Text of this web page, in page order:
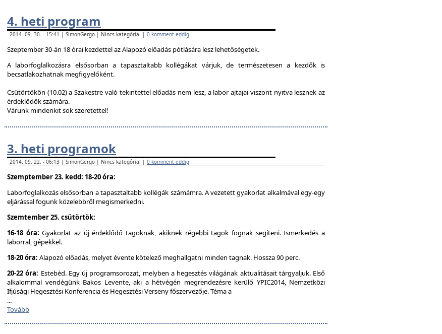
4. heti program
2014. 09. 30. - 15:41 | SimonGergo | Nincs kategória. | 0 komment eddig
Szeptember 30-án 18 órai kezdettel az Alapozó előadás pótlására lesz lehetőségetek.
A laborfoglalkozásra elsősorban a tapasztaltabb kollégákat várjuk, de természetesen a kezdők is
becsatlakozhatnak megfigyelőként.
Csütörtökön (10.02) a Szakestre való tekintettel előadás nem lesz, a labor ajtajai viszont nyitva lesznek az
érdeklődők számára.
Várunk mindenkit sok szeretettel!
3. heti programok
2014. 09. 22. - 06:13 | SimonGergo | Nincs kategória. | 0 komment eddig
Szemptember 23. kedd: 18-20 óra:
Laborfoglalkozás elsősorban a tapasztaltabb kollégák számámra. A vezetett gyakorlat alkalmával egy-egy
eljárással fogunk közelebbről megismerkedni.
Szemtember 25. csütörtök:
16-18 óra: Gyakorlat az új érdeklődő tagoknak, akiknek régebbi tagok fognak segíteni. Ismerkedés a
laborral, gépekkel.
18-20 óra: Alapozó előadás, melyet évente kötelező meghallgatni minden tagnak. Hossza 90 perc.
20-22 óra: Estebéd. Egy új programsorozat, melyben a hegesztés világának aktualitásait tárgyaljuk. Első
alkalommal vendégünk Bakos Levente, aki a hétvégén megrendezésre kerülő YPIC2014, Nemzetközi
Ifjúsági Hegesztési Konferencia és Hegesztési Verseny főszervezője. Téma a
...
Tovább